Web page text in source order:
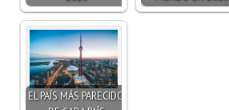
EL PAÍS MÁS PARECIDO